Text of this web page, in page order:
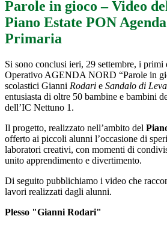
Parole in gioco – Video
Piano Estate PON
Primaria
Si sono conclusi ieri, 29 settembre, i
Operativo AGENDA NORD “Parole in
scolastici Gianni Rodari e Sandalo di
entusiasta di oltre 50 bambine e bambini
dell’IC Nettuno 1.
Il progetto, realizzato nell’ambito del
offerto ai piccoli alunni l’occasione di
laboratori creativi, con momenti di
unito apprendimento e divertimento.
Di seguito pubblichiamo i video che
lavori realizzati dagli alunni.
Plesso "Gianni Rodari"